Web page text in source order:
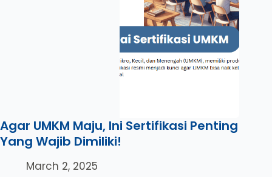
Agar UMKM Maju, Ini Sertifikasi Penting
Yang Wajib Dimiliki!
March 2, 2025